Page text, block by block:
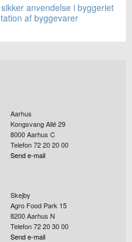
anvendelse i byggeriet
af byggevarer
Aarhus
Kongsvang Allé 29
8000Aarhus C
Telefon 72 20 20 00
Send e-mail
Skejby
Agro Food Park 15
8200Aarhus N
Telefon 72 20 30 00
Send e-mail